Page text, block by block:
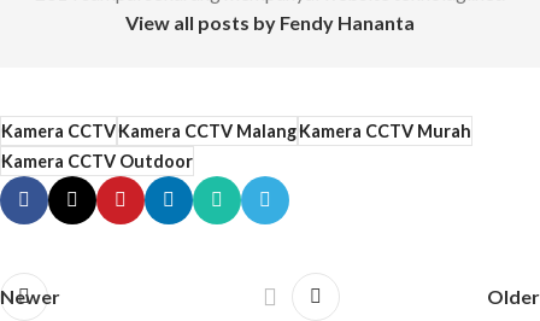
View all posts by Fendy Hananta
Kamera CCTVKamera CCTV MalangKamera CCTV Murah
Kamera CCTV Outdoor
Newer Older